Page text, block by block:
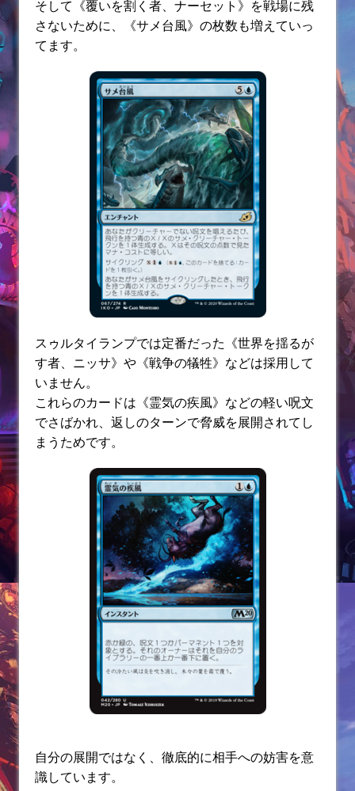
そして《覆いを割く者、ナーセット》を戦場に残
さないために、《サメ台風》の枚数も増えていっ
てます。
スゥルタイランプでは定番だった《世界を揺るが
す者、ニッサ》や《戦争の犠牲》などは採用して
いません。
これらのカードは《霊気の疾風》などの軽い呪文
でさばかれ、返しのターンで脅威を展開されてし
まうためです。
自分の展開ではなく、徹底的に相手への妨害を意
識しています。